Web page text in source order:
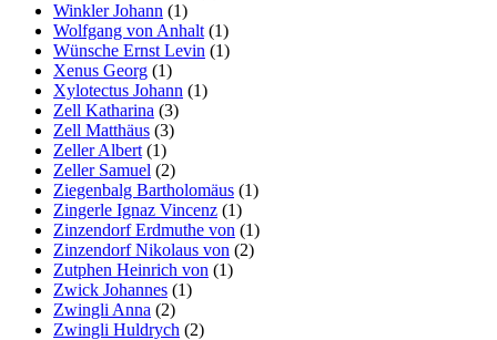
Winkler Johann (1)
Wolfgang von Anhalt (1)
Wünsche Ernst Levin (1)
Xenus Georg (1)
Xylotectus Johann (1)
Zell Katharina (3)
Zell Matthäus (3)
Zeller Albert (1)
Zeller Samuel (2)
Ziegenbalg Bartholomäus (1)
Zingerle Ignaz Vincenz (1)
Zinzendorf Erdmuthe von (1)
Zinzendorf Nikolaus von (2)
Zutphen Heinrich von (1)
Zwick Johannes (1)
Zwingli Anna (2)
Zwingli Huldrych (2)